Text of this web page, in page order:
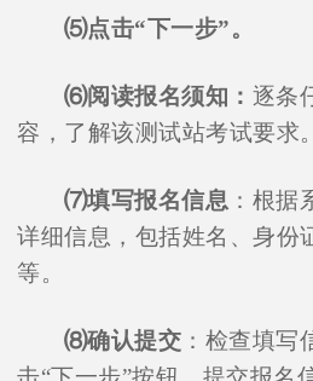
⑸点击“下一步”。
⑹阅读报名须知： 逐条
容，了解该测试站考试要求。
⑺填写报名信息 ：根据
详细信息，包括姓名、身份
等。
⑻确认提交 ：检查填写